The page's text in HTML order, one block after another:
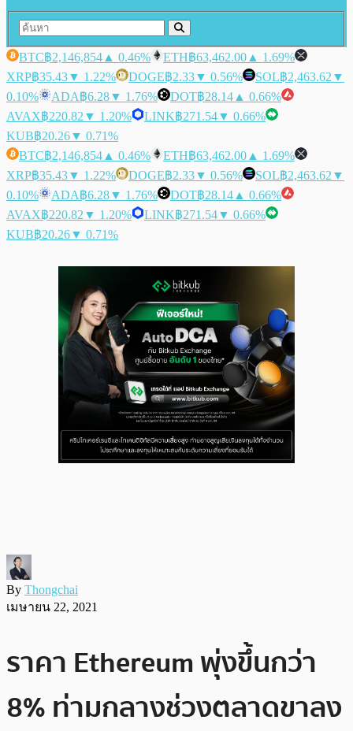
BTC฿2,146,854 ▲ 0.46% ETH฿63,462.00 ▲ 1.69%
XRP฿35.43▼ 1.22% DOGE฿2.33▼ 0.56% SOL฿2,463.62 ▼
0.10%
ADA฿6.28▼ 1.76% DOT฿28.14 ▲ 0.66%
AVAX฿220.82 ▼ 1.20% LINK฿271.54▼ 0.66%
KUB฿20.26▼ 0.71%
BTC฿2,146,854 ▲ 0.46% ETH฿63,462.00 ▲ 1.69%
XRP฿35.43▼ 1.22% DOGE฿2.33▼ 0.56% SOL฿2,463.62 ▼
0.10%
ADA฿6.28▼ 1.76% DOT฿28.14 ▲ 0.66%
AVAX฿220.82 ▼ 1.20% LINK฿271.54▼ 0.66%
KUB฿20.26▼ 0.71%
By Thongchai
เมษายน 22, 2021
ราคา Ethereum พุ่งขึ้นกว่า
8% ท่ามกลางช่วงตลาดขาลง